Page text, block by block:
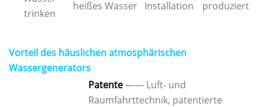
trinken
heißes Wasser Installation produziert
Vorteil des häuslichen atmosphärischen
Wassergenerators
Patente—— Luft- und
Raumfahrttechnik, patentierte